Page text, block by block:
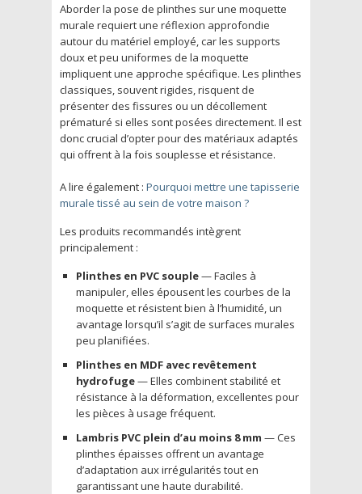
Aborder la pose de plinthes sur une moquette
murale requiert une réflexion approfondie
autour du matériel employé, car les supports
doux et peu uniformes de la moquette
impliquent une approche spécifique. Les plinthes
classiques, souvent rigides, risquent de
présenter des fissures ou un décollement
prématuré si elles sont posées directement. Il est
donc crucial d’opter pour des matériaux adaptés
qui offrent à la fois souplesse et résistance.
A lire également : Pourquoi mettre une tapisserie
murale tissé au sein de votre maison ?
Les produits recommandés intègrent
principalement :
Plinthes en PVC souple— Faciles à
manipuler, elles épousent les courbes de la
moquette et résistent bien à l’humidité, un
avantage lorsqu’il s’agit de surfaces murales
peu planifiées.
Plinthes en MDF avec revêtement
hydrofuge— Elles combinent stabilité et
résistance à la déformation, excellentes pour
les pièces à usage fréquent.
Lambris PVC plein d’au moins 8 mm — Ces
plinthes épaisses offrent un avantage
d’adaptation aux irrégularités tout en
garantissant une haute durabilité.